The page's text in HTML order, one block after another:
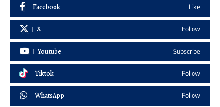
Facebook Like
X Follow
Youtube Subscribe
Tiktok Follow
WhatsApp Follow